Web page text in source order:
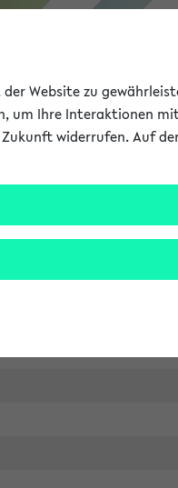
Website zu
um Ihre Interaktionen
widerrufen. Auf